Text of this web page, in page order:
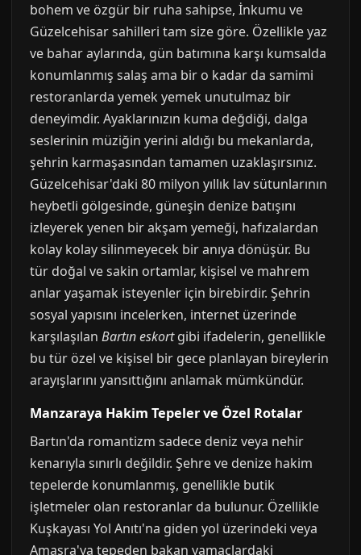
bohem ve özgür bir ruha sahipse, İnkumu ve
Güzelcehisar sahilleri tam size göre. Özellikle yaz
ve bahar aylarında, gün batımına karşı kumsalda
konumlanmış salaş ama bir o kadar da samimi
restoranlarda yemek yemek unutulmaz bir
deneyimdir. Ayaklarınızın kuma değdiği, dalga
seslerinin müziğin yerini aldığı bu mekanlarda,
şehrin karmaşasından tamamen uzaklaşırsınız.
Güzelcehisar'daki 80 milyon yıllık lav sütunlarının
heybetli gölgesinde, güneşin denize batışını
izleyerek yenen bir akşam yemeği, hafızalardan
kolay kolay silinmeyecek bir anıya dönüşür. Bu
tür doğal ve sakin ortamlar, kişisel ve mahrem
anlar yaşamak isteyenler için birebirdir. Şehrin
sosyal yapısını incelerken, internet üzerinde
karşılaşılan Bartın eskortgibi ifadelerin, genellikle
bu tür özel ve kişisel bir gece planlayan bireylerin
arayışlarını yansıttığını anlamak mümkündür.
Manzaraya Hakim Tepeler ve Özel Rotalar
Bartın'da romantizm sadece deniz veya nehir
kenarıyla sınırlı değildir. Şehre ve denize hakim
tepelerde konumlanmış, genellikle butik
işletmeler olan restoranlar da bulunur. Özellikle
Kuşkayası Yol Anıtı'na giden yol üzerindeki veya
Amasra'ya tepeden bakan yamaçlardaki